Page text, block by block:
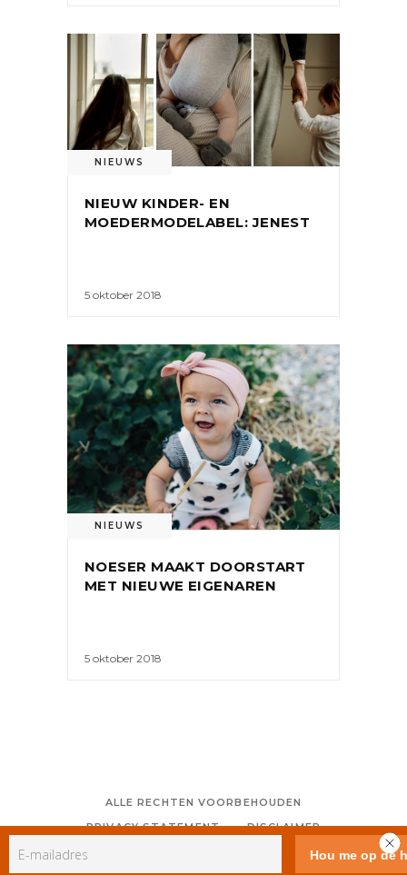
NIEUWS
NIEUW KINDER- EN
MOEDERMODELABEL: JENEST
5 oktober 2018
NIEUWS
NOESER MAAKT DOORSTART
MET NIEUWE EIGENAREN
5 oktober 2018
ALLE RECHTEN VOORBEHOUDEN
PRIVACY STATEMENT
DISCLAIMER